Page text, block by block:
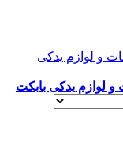
و لوازم یدکی بابکت